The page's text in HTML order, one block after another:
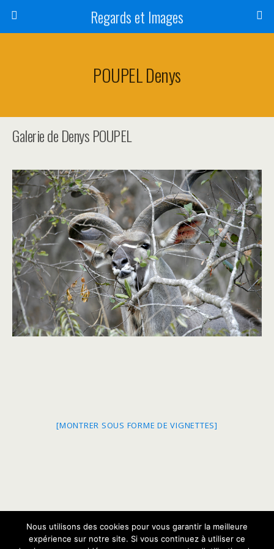
Regards et Images
POUPEL Denys
Galerie de Denys POUPEL
[MONTRER SOUS FORME DE VIGNETTES]
Retour au début
Nous utilisons des cookies pour vous garantir la meilleure
expérience sur notre site. Si vous continuez à utiliser ce